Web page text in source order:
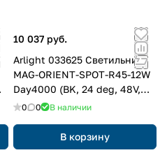
10 037 руб.
Arlight 033625 Светильник
MAG-ORIENT-SPOT-R45-12W
Day4000 (BK, 24 deg, 48V,
DALI) (Arlight, IP20 Металл, 3
0 0 В наличии
В корзину